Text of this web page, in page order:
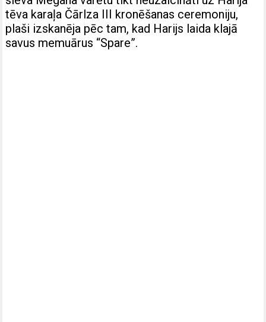
tēva karaļa Čārlza III kronēšanas ceremoniju,
plaši izskanēja pēc tam, kad Harijs laida klajā
savus memuārus “Spare”.